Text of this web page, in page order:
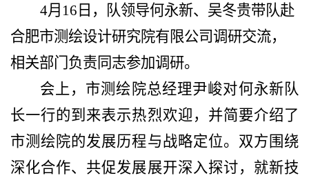
4月16日，队领导何永新、 吴冬贵带队赴
合肥市测绘设计研究院有限公司调研交流，
相关部门负责同志参加调研。
会上， 市测绘院总经理尹峻对何永新队
长一行的到来表示热烈欢迎，并简要介绍了
市测绘院的发展历程与战略定位。双方围绕
深化合作、共促发展展开深入探讨，就新技